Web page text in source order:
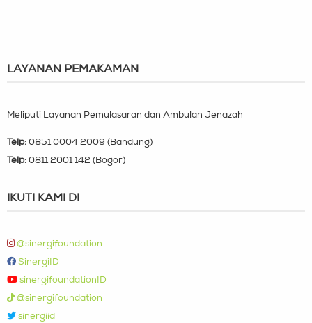
LAYANAN PEMAKAMAN
Meliputi Layanan Pemulasaran dan Ambulan Jenazah
Telp: 0851 0004 2009 (Bandung)
Telp: 0811 2001 142 (Bogor)
IKUTI KAMI DI
@sinergifoundation
SinergiID
sinergifoundationID
@sinergifoundation
sinergiid